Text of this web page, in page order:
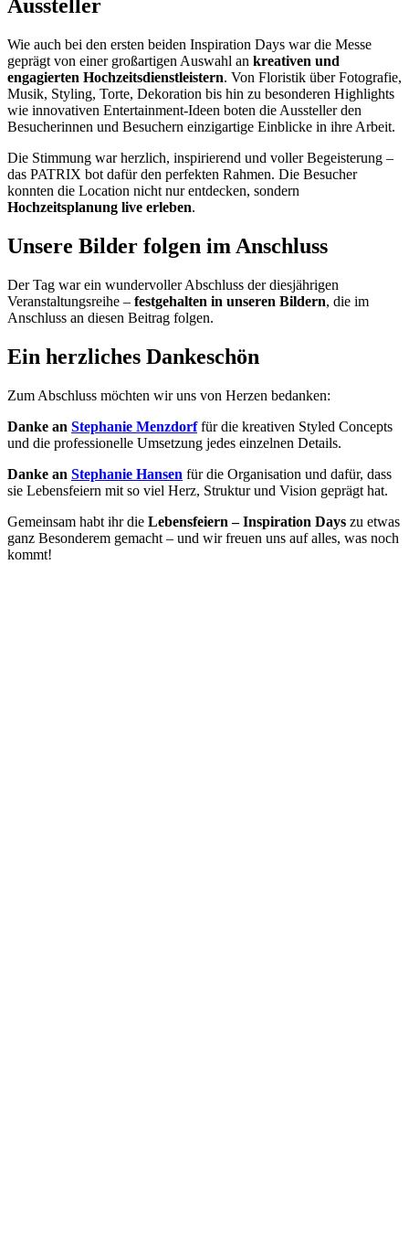
Aussteller
Wie auch bei den ersten beiden Inspiration Days war die Messe
geprägt von einer großartigen Auswahl an kreativen und
engagierten Hochzeitsdienstleistern. Von Floristik über Fotografie,
Musik, Styling, Torte, Dekoration bis hin zu besonderen Highlights
wie innovativen Entertainment-Ideen boten die Aussteller den
Besucherinnen und Besuchern einzigartige Einblicke in ihre Arbeit.
Die Stimmung war herzlich, inspirierend und voller Begeisterung –
das PATRIX bot dafür den perfekten Rahmen. Die Besucher
konnten die Location nicht nur entdecken, sondern
Hochzeitsplanung live erleben.
Unsere Bilder folgen im Anschluss
Der Tag war ein wundervoller Abschluss der diesjährigen
Veranstaltungsreihe – festgehalten in unseren Bildern, die im
Anschluss an diesen Beitrag folgen.
Ein herzliches Dankeschön
Zum Abschluss möchten wir uns von Herzen bedanken:
Danke an Stephanie Menzdorffür die kreativen Styled Concepts
und die professionelle Umsetzung jedes einzelnen Details.
Danke an Stephanie Hansen für die Organisation und dafür, dass
sie Lebensfeiern mit so viel Herz, Struktur und Vision geprägt hat.
Gemeinsam habt ihr die Lebensfeiern – Inspiration Days zu etwas
ganz Besonderem gemacht – und wir freuen uns auf alles, was noch
kommt!